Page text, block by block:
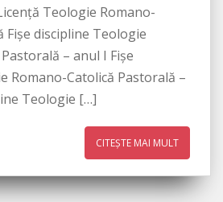
Teologie Romano-
Fișe discipline Teologie
– anul I Fișe
Romano-Catolică Pastorală –
Teologie […]
CITEȘTE MAI MULT